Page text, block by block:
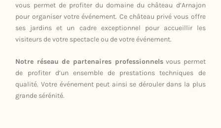
vous permet de profiter du domaine du château d’Arnajon
pour organiser votre événement. Ce château privé vous offre
ses jardins et un cadre exceptionnel pour accueillir les
visiteurs de votre spectacle ou de votre événement.
Notre réseau de partenaires professionnelsvous permet
de profiter d’un ensemble de prestations techniques de
qualité. Votre événement peut ainsi se dérouler dans la plus
grande sérénité.